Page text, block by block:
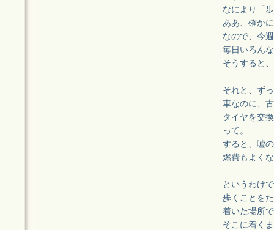
なにより「
ああ、確か
なので、今
毎日いろん
そうすると
それと、ず
車なのに、
タイヤを交
って。
すると、嘘
燃費もよく
というわけ
歩くことを
着いた場所
そこに着く